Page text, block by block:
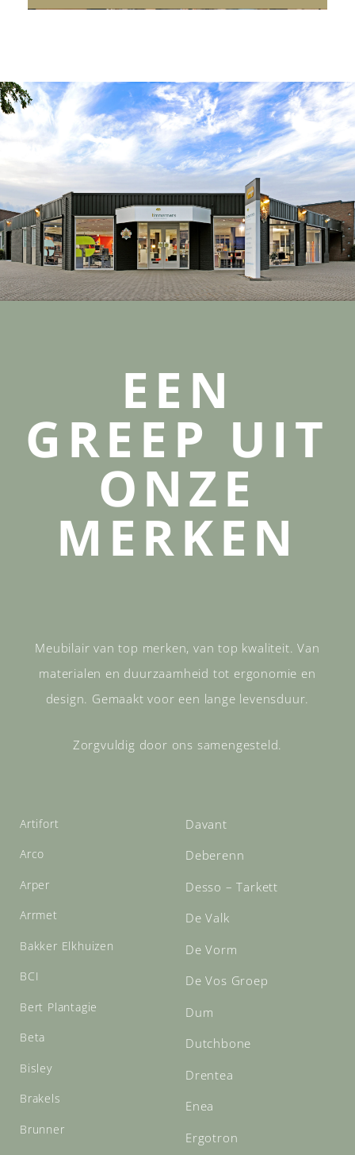
EEN
GREEP UIT
ONZE
MERKEN
Meubilair van top merken, van top kwaliteit. Van
materialen en duurzaamheid tot ergonomie en
design. Gemaakt voor een lange levensduur.
Zorgvuldig door ons samengesteld.
Artifort
Arco
Arper
Arrmet
Bakker Elkhuizen
BCI
Bert Plantagie
Beta
Bisley
Brakels
Brunner
Davant
Deberenn
Desso – Tarkett
De Valk
De Vorm
De Vos Groep
Dum
Dutchbone
Drentea
Enea
Ergotron